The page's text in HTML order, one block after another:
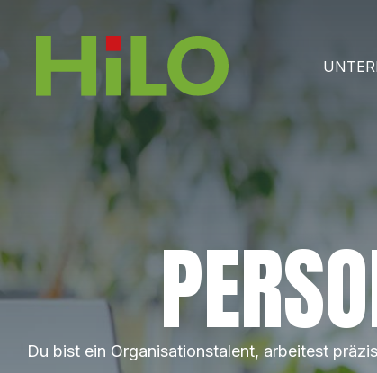
Du bist ein Organisationstalent, arbeitest